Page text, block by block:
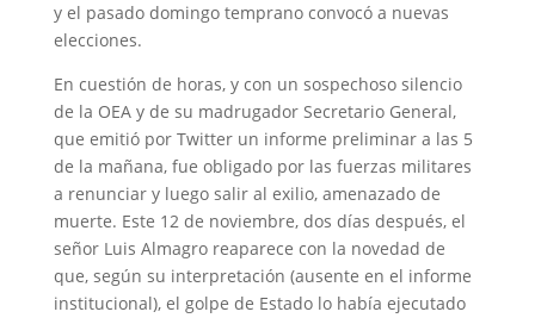
y el pasado domingo temprano convocó a nuevas
elecciones.
En cuestión de horas, y con un sospechoso silencio
de la OEA y de su madrugador Secretario General,
que emitió por Twitter un informe preliminar a las 5
de la mañana, fue obligado por las fuerzas militares
a renunciar y luego salir al exilio, amenazado de
muerte. Este 12 de noviembre, dos días después, el
señor Luis Almagro reaparece con la novedad de
que, según su interpretación (ausente en el informe
institucional), el golpe de Estado lo había ejecutado